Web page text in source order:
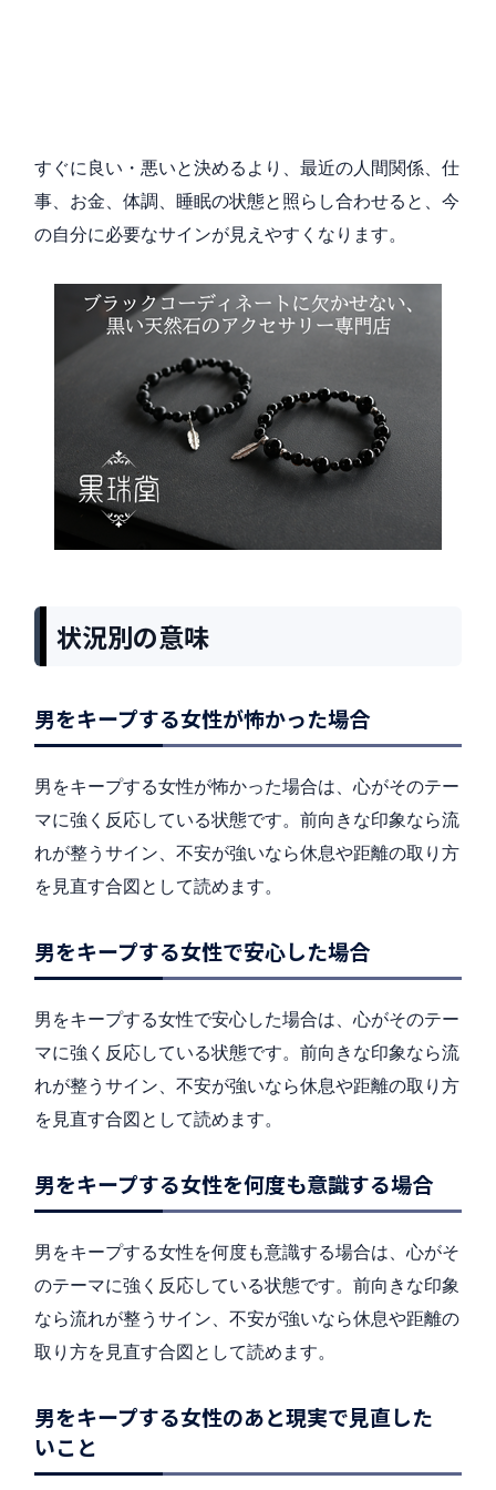
すぐに良い・悪いと決めるより、最近の人間関係、仕
事、お金、体調、睡眠の状態と照らし合わせると、今
の自分に必要なサインが見えやすくなります。
状況別の意味
男をキープする女性が怖かった場合
男をキープする女性が怖かった場合は、心がそのテー
マに強く反応している状態です。前向きな印象なら流
れが整うサイン、不安が強いなら休息や距離の取り方
を見直す合図として読めます。
男をキープする女性で安心した場合
男をキープする女性で安心した場合は、心がそのテー
マに強く反応している状態です。前向きな印象なら流
れが整うサイン、不安が強いなら休息や距離の取り方
を見直す合図として読めます。
男をキープする女性を何度も意識する場合
男をキープする女性を何度も意識する場合は、心がそ
のテーマに強く反応している状態です。前向きな印象
なら流れが整うサイン、不安が強いなら休息や距離の
取り方を見直す合図として読めます。
男をキープする女性のあと現実で見直した
いこと